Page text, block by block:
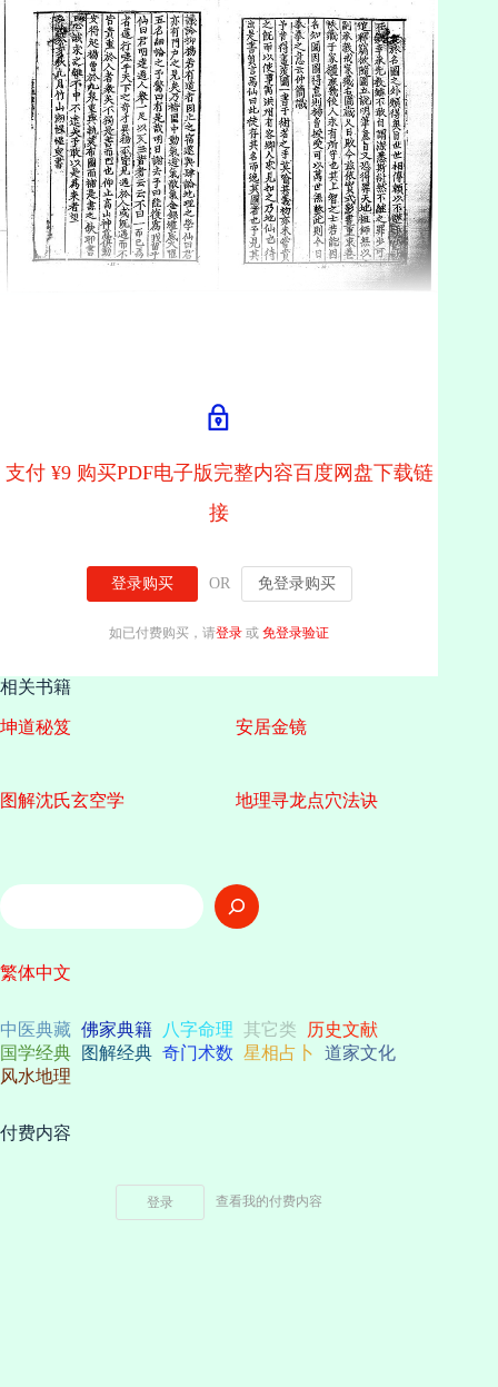
支付 ¥9 购买PDF电子版完整内容百度网盘下载链
接
登录购买 OR 免登录购买
如已付费购买，请登录 或免登录验证
相关书籍
坤道秘笈 安居金镜
图解沈氏玄空学 地理寻龙点穴法诀
搜
索
繁体中文
中医典藏 佛家典籍 八字命理 其它类
历史文献
国学经典
图解经典 奇门术数 星相占卜
道家文化
风水地理
付费内容
登录 查看我的付费内容